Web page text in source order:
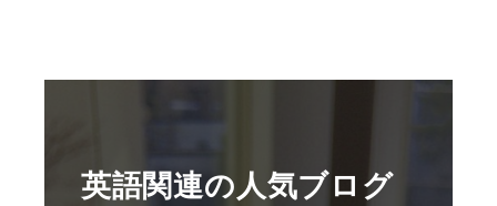
英語関連の人気ブログ